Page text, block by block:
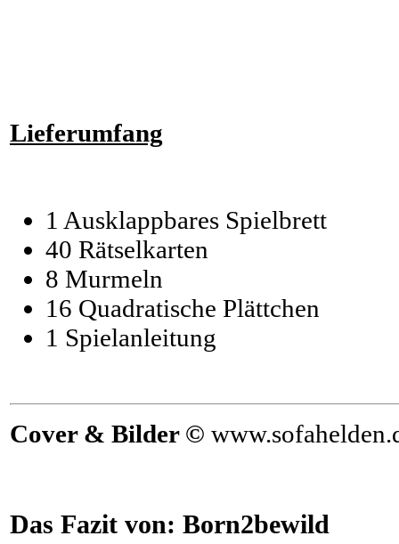
Lieferumfang
1 Ausklappbares Spielbrett
40 Rätselkarten
8 Murmeln
16 Quadratische Plättchen
1 Spielanleitung
Cover & Bilder ©
Das Fazit von: Born2bewild